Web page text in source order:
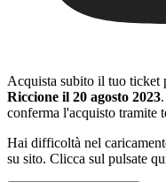
Acquista subito il tuo ticket
Riccione il 20 agosto 2023
conferma l'acquisto tramite
Hai difficoltà nel
su sito. Clicca sul pulsate